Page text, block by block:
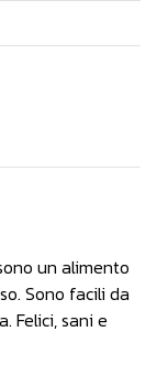
un alimento
Sono facili da
Felici, sani e